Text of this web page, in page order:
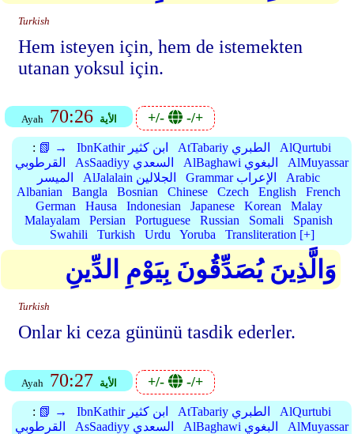
Turkish
Hem isteyen için, hem de istemekten
utanan yoksul için.
Ayah 70:26 الأية +/- -/+
: 📗 → IbnKathir ابن كثير AtTabariy الطبري
AlQurtubi
القرطوبي
AsSaadiyy السعدي AlBaghawi البغوي
AlMuyassar
الميسر
AlJalalain الجلالين Grammar الإعراب
Arabic
Albanian
Bangla Bosnian Chinese Czech English
French
German
Hausa Indonesian Japanese Korean
Malay
Malayalam
Persian Portuguese Russian Somali
Spanish
Swahili
Turkish Urdu Yoruba Transliteration [+]
وَالَّذِينَ يُصَدِّقُونَ بِيَوْمِ الدِّينِ
Turkish
Onlar ki ceza gününü tasdik ederler.
Ayah 70:27 الأية +/- -/+
: 📗 → IbnKathir ابن كثير AtTabariy الطبري
AlQurtubi
القرطوبي
AsSaadiyy السعدي AlBaghawi البغوي
AlMuyassar